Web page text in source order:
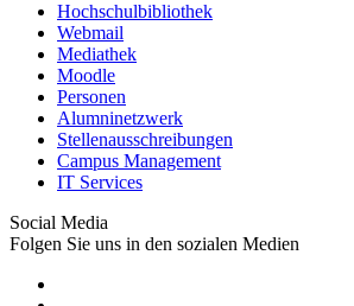
Hochschulbibliothek
Webmail
Mediathek
Moodle
Personen
Alumninetzwerk
Stellenausschreibungen
Campus Management
IT Services
Social Media
Folgen Sie uns in den sozialen Medien